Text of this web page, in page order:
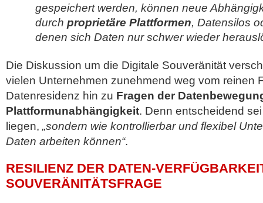
gespeichert werden, können neue
durch proprietäre Plattformen, Datensilos
denen sich Daten nur schwer wieder
Die Diskussion um die Digitale Souveränität
vielen Unternehmen zunehmend weg vom reinen
Datenresidenz hin zu Fragen der
Plattformunabhängigkeit. Denn entscheidend
liegen, „sondern wie kontrollierbar und flexibel
Daten arbeiten können“.
RESILIENZ DER DATEN-
SOUVERÄNITÄTSFRAGE